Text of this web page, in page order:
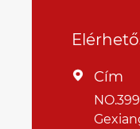
 Cím